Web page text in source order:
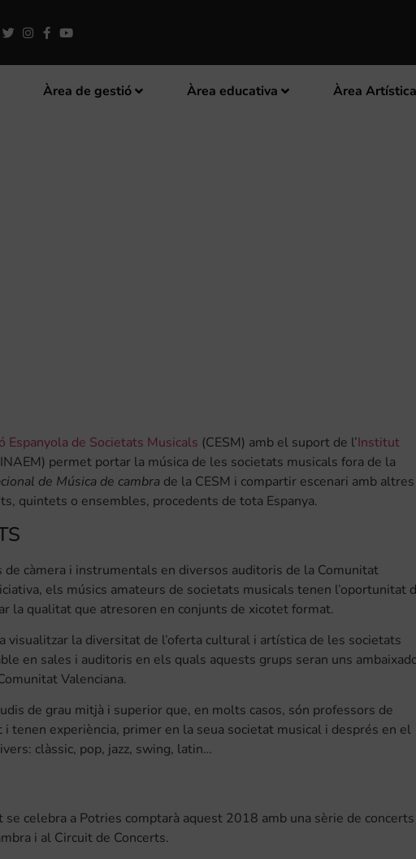
Àrea de gestió Àrea educativa Àrea Artística
Espanyola de Societats Musicals (CESM) amb el suport de l’Institut
permet portar la música de les societats musicals fora de la
de Música de cambra de la CESM i compartir escenari amb altres
quintets o ensembles, procedents de tota Espanya.
de càmera i instrumentals en diversos auditoris de la Comunitat
els músics amateurs de societats musicals tenen l’oportunitat
la qualitat que atresoren en conjunts de xicotet format.
la diversitat de l’oferta cultural i artística de les societats
en sales i auditoris en els quals aquests grups seran uns
Valenciana.
de grau mitjà i superior que, en molts casos, són professors de
tenen experiència, primer en la seua societat musical i després en el
clàssic, pop, jazz, swing, latin…
celebra a Potries comptarà aquest 2018 amb una sèrie de concerts
i al Circuit de Concerts.